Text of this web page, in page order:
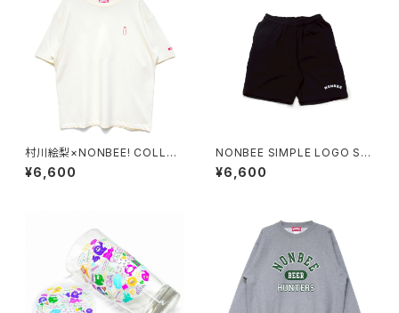
村川絵梨×NONBEE! COLLAB
“徳利刺繍” TEE off-white/pi
nk
¥6,600
NONBEE SIMPLE LOGO SW
¥6,600